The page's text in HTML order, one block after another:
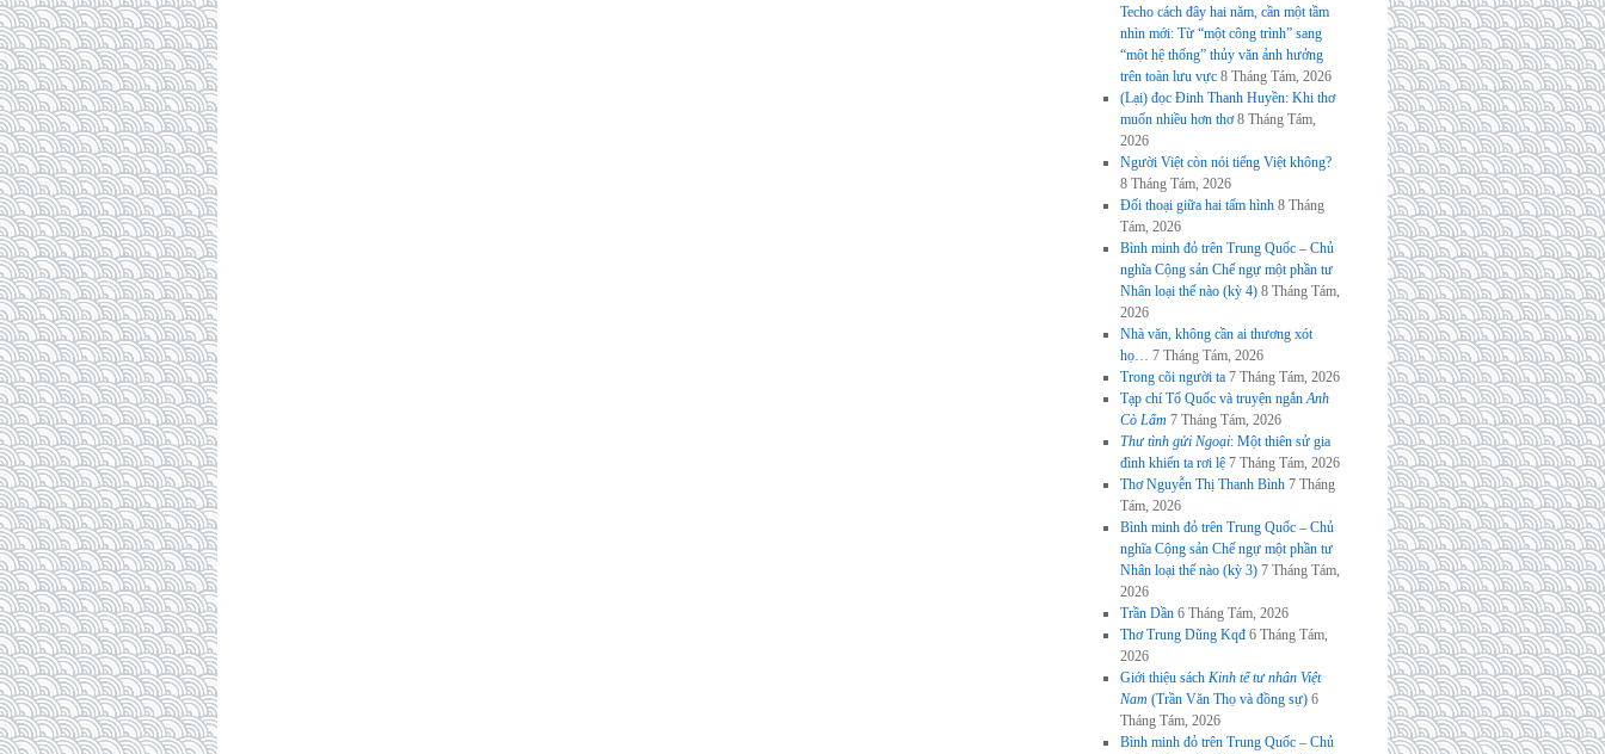
Techo cách đây hai năm, cần một tầm
nhìn mới: Từ “một công trình” sang
“một hệ thống” thủy văn ảnh hưởng
trên toàn lưu vực 8 Tháng Tám, 2026
(Lại) đọc Đinh Thanh Huyền: Khi thơ
muốn nhiều hơn thơ 8 Tháng Tám,
2026
Người Việt còn nói tiếng Việt không?
8 Tháng Tám, 2026
Đối thoại giữa hai tấm hình 8 Tháng
Tám, 2026
Bình minh đỏ trên Trung Quốc – Chủ
nghĩa Cộng sản Chế ngự một phần tư
Nhân loại thế nào (kỳ 4) 8 Tháng Tám,
2026
Nhà văn, không cần ai thương xót
họ… 7 Tháng Tám, 2026
Trong cõi người ta 7 Tháng Tám, 2026
Tạp chí Tổ Quốc và truyện ngắnAnh
Cò Lấm 7 Tháng Tám, 2026
Thư tình gửi Ngoại: Một thiên sử gia
đình khiến ta rơi lệ 7 Tháng Tám, 2026
Thơ Nguyễn Thị Thanh Bình 7 Tháng
Tám, 2026
Bình minh đỏ trên Trung Quốc – Chủ
nghĩa Cộng sản Chế ngự một phần tư
Nhân loại thế nào (kỳ 3) 7 Tháng Tám,
2026
Trần Dần 6 Tháng Tám, 2026
Thơ Trung Dũng Kqđ 6 Tháng Tám,
2026
Giới thiệu sách Kinh tế tư nhân Việt
Nam (Trần Văn Thọ và đồng sự) 6
Tháng Tám, 2026
Bình minh đỏ trên Trung Quốc – Chủ